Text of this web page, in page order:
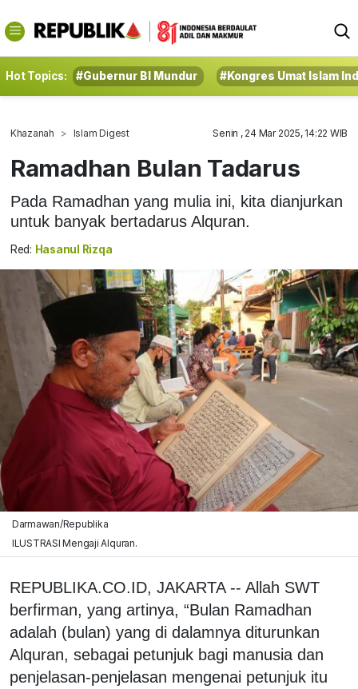
Hot Topics: #Gubernur BI Mundur #Kongres Umat Islam
Khazanah Islam Digest Senin , 24 Mar 2025, 14:22 WIB
Ramadhan Bulan Tadarus
Pada Ramadhan yang mulia ini, kita dianjurkan
untuk banyak bertadarus Alquran.
Red: Hasanul Rizqa
Darmawan/Republika
ILUSTRASI Mengaji Alquran.
REPUBLIKA.CO.ID, JAKARTA -- Allah SWT
berfirman, yang artinya, “Bulan Ramadhan
adalah (bulan) yang di dalamnya diturunkan
Alquran, sebagai petunjuk bagi manusia dan
penjelasan-penjelasan mengenai petunjuk itu